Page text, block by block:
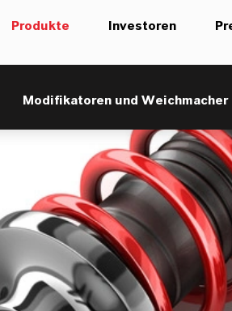
Produkte Investoren
Modifikatoren und Weichmacher